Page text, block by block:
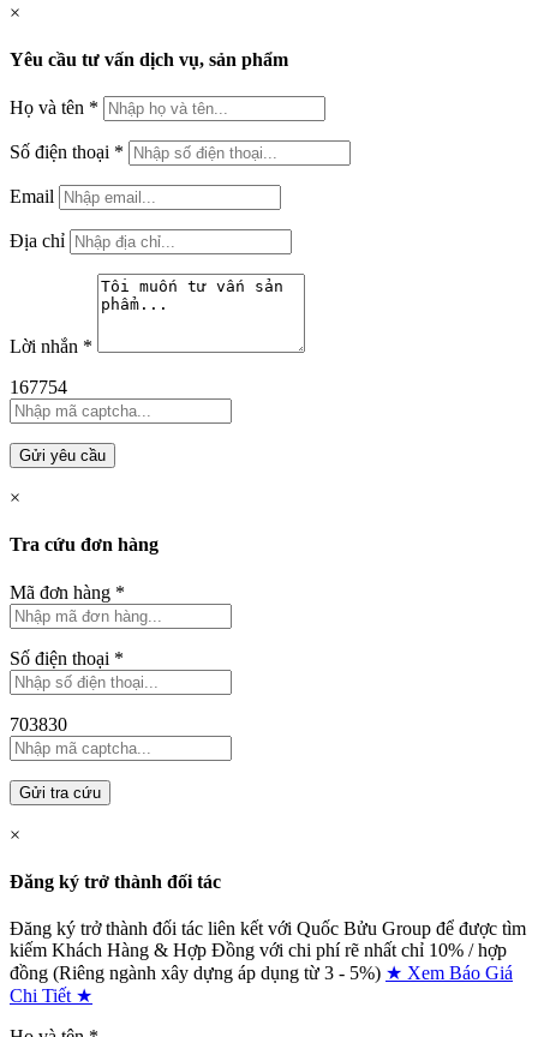
×
Yêu cầu tư vấn dịch vụ, sản phẩm
Họ và tên *
Số điện thoại *
Email
Địa chỉ
Lời nhắn *
167754
Gửi yêu cầu
×
Tra cứu đơn hàng
Mã đơn hàng *
Số điện thoại *
703830
Gửi tra cứu
×
Đăng ký trở thành đối tác
Đăng ký trở thành đối tác liên kết với Quốc Bửu Group để được tìm
kiếm Khách Hàng & Hợp Đồng với chi phí rẽ nhất chỉ 10% / hợp
đồng (Riêng ngành xây dựng áp dụng từ 3 - 5%) ★ Xem Báo Giá
Chi Tiết ★